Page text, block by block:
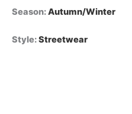
Season:Autumn/Winter
Style:Streetwear